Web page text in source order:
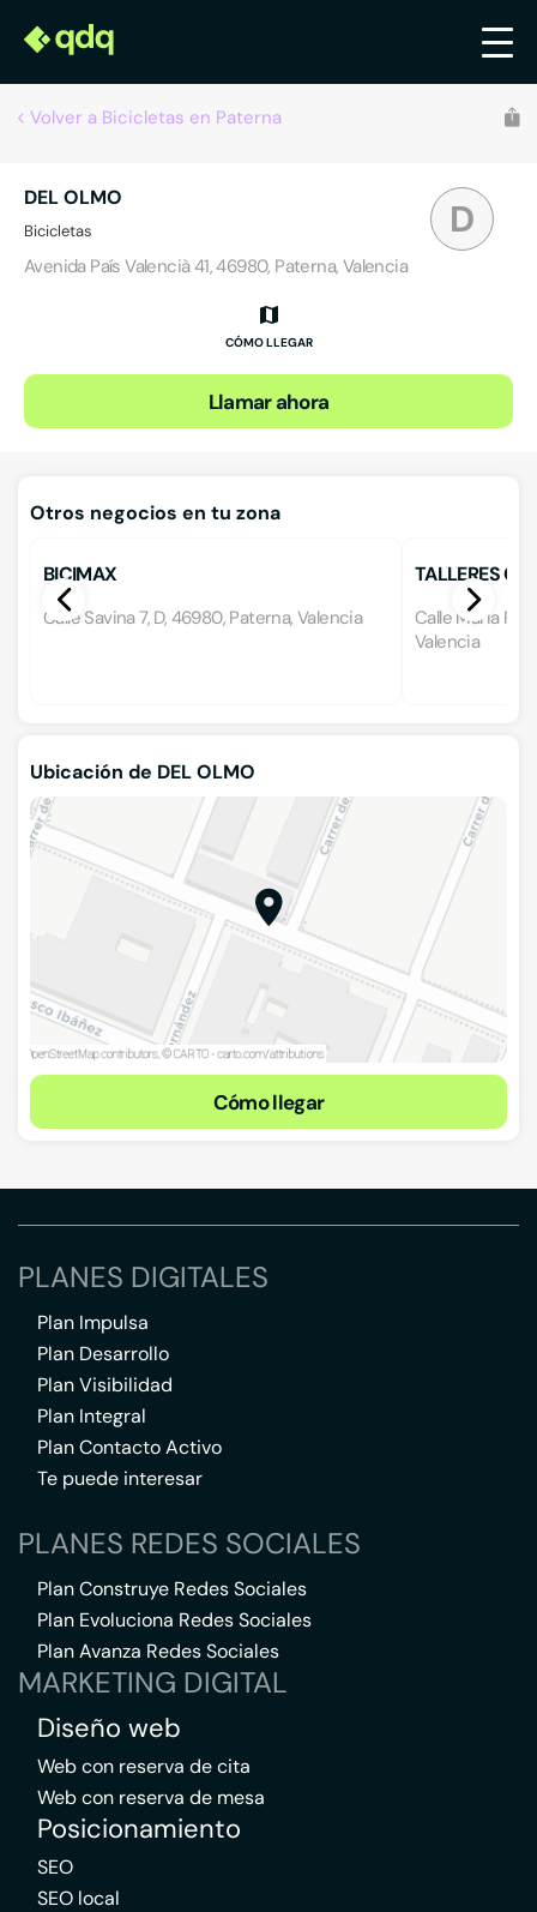
Volver a Bicicletas en Paterna
D
DEL OLMO
Bicicletas
Avenida País Valencià 41, 46980, Paterna, Valencia
CÓMO LLEGAR
Llamar ahora
Otros negocios en tu zona
BICIMAX
Calle Savina 7, D, 46980, Paterna, Valencia
TALLERES
Calle Maria
Valencia
Ubicación de DEL OLMO
Cómo llegar
PLANES DIGITALES
Plan Impulsa
Plan Desarrollo
Plan Visibilidad
Plan Integral
Plan Contacto Activo
Te puede interesar
PLANES REDES SOCIALES
Plan Construye Redes Sociales
Plan Evoluciona Redes Sociales
Plan Avanza Redes Sociales
MARKETING DIGITAL
Diseño web
Web con reserva de cita
Web con reserva de mesa
Posicionamiento
SEO
SEO local